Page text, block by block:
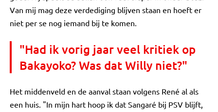
Van mij mag deze verdediging blijven staan en hoeft er
niet per se nog iemand bij te komen.
"Had ik vorig jaar veel kritiek op
Bakayoko? Was dat Willy niet?"
Het middenveld en de aanval staan volgens René al als
een huis. "In mijn hart hoop ik dat Sangaré bij PSV blijft,